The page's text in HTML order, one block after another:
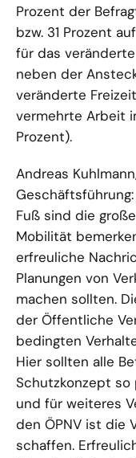
Prozent der
bzw. 31 Prozent
für das
neben der
veränderte
vermehrte Arbeit
Prozent).
Andreas
Fuß sind die
Mobilität
erfreuliche
Planungen von
machen sollten.
der Öffentliche
bedingten
Hier sollten alle
Schutzkonzept
und für weiteres
den ÖPNV ist die
schaffen.